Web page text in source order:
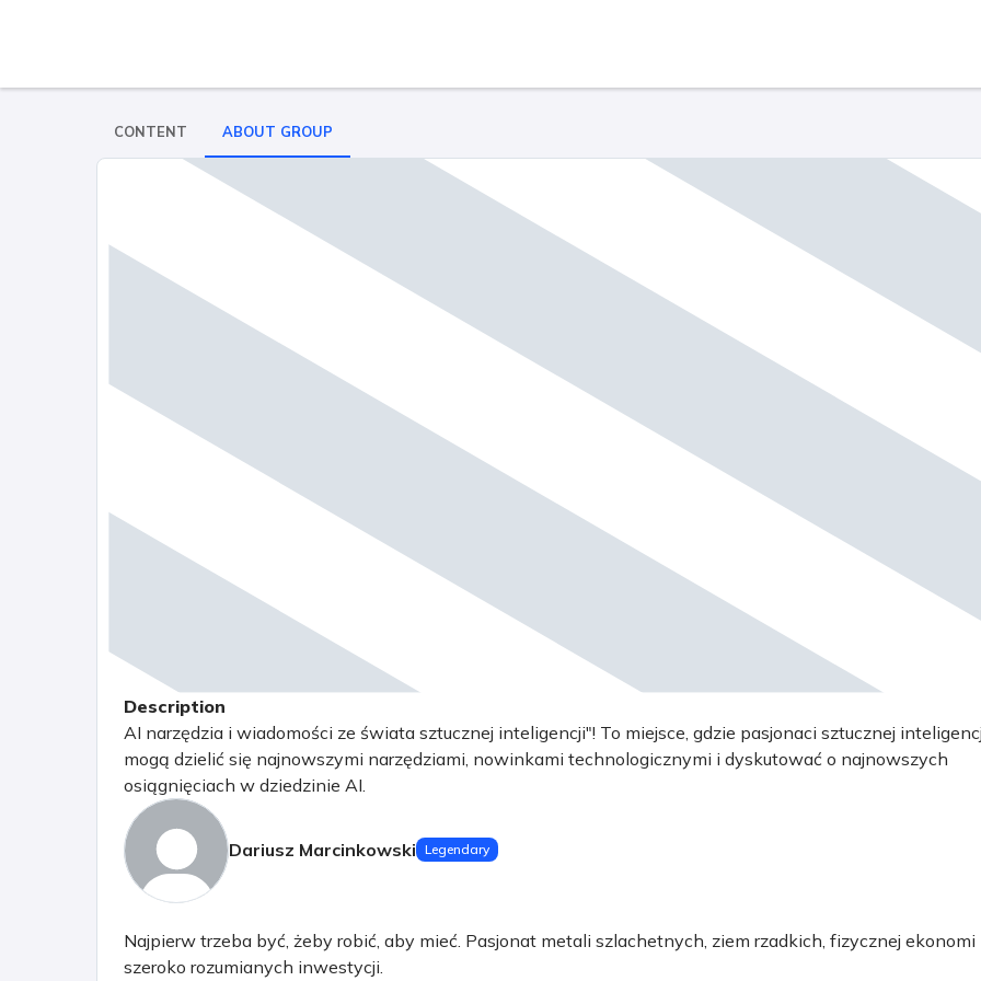
CONTENT ABOUT GROUP
Description
AI narzędzia i wiadomości ze świata sztucznej inteligencji"! To miejsce, gdzie pasjonaci sztucznej
mogą dzielić się najnowszymi narzędziami, nowinkami technologicznymi i dyskutować o najnowszych
osiągnięciach w dziedzinie AI.
Dariusz Marcinkowski Legendary
Najpierw trzeba być, żeby robić, aby mieć. Pasjonat metali szlachetnych, ziem rzadkich, fizycznej ekonomi
szeroko rozumianych inwestycji.